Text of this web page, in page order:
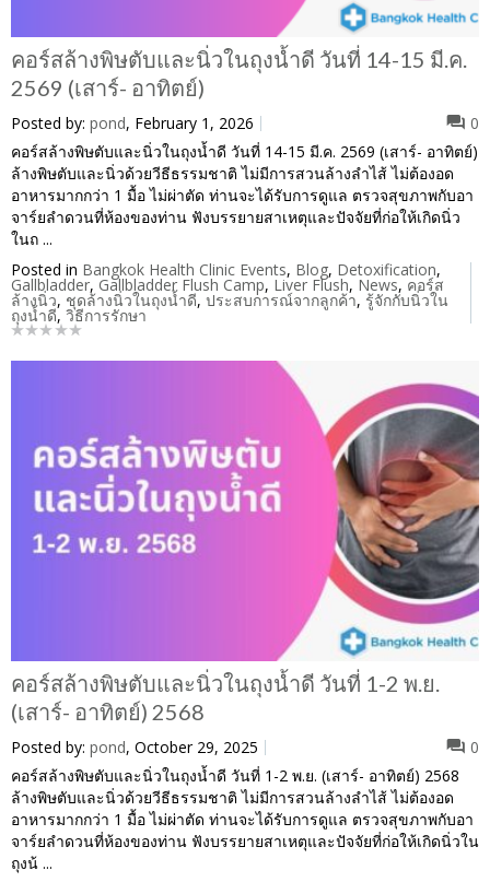
คอร์สล้างพิษตับและนิ่วในถุงน้ำดี วันที่ 14-15 มี.ค.
2569 (เสาร์- อาทิตย์)
Posted by: pond, February 1, 2026
0
คอร์สล้างพิษตับและนิ่วในถุงน้ำดี วันที่ 14-15 มี.ค. 2569 (เสาร์- อาทิตย์)
ล้างพิษตับและนิ่วด้วยวีธีธรรมชาติ ไม่มีการสวนล้างลำไส้ ไม่ต้องอด
อาหารมากกว่า 1 มื้อ ไม่ผ่าตัด ท่านจะได้รับการดูแล ตรวจสุขภาพกับอา
จาร์ยลำดวนที่ห้องของท่าน ฟังบรรยายสาเหตุและปัจจัยที่ก่อให้เกิดนิ่ว
ในถ ...
Posted in Bangkok Health Clinic Events, Blog, Detoxification,
Gallbladder, Gallbladder Flush Camp, Liver Flush, News, คอร์ส
ล้างนิ่ว, ชุดล้างนิ่วในถุงน้ำดี, ประสบการณ์จากลูกค้า, รู้จักกับนิ่วใน
ถุงน้ำดี, วิธีการรักษา
คอร์สล้างพิษตับและนิ่วในถุงน้ำดี วันที่ 1-2 พ.ย.
(เสาร์- อาทิตย์) 2568
Posted by: pond, October 29, 2025
0
คอร์สล้างพิษตับและนิ่วในถุงน้ำดี วันที่ 1-2 พ.ย. (เสาร์- อาทิตย์) 2568
ล้างพิษตับและนิ่วด้วยวีธีธรรมชาติ ไม่มีการสวนล้างลำไส้ ไม่ต้องอด
อาหารมากกว่า 1 มื้อ ไม่ผ่าตัด ท่านจะได้รับการดูแล ตรวจสุขภาพกับอา
จาร์ยลำดวนที่ห้องของท่าน ฟังบรรยายสาเหตุและปัจจัยที่ก่อให้เกิดนิ่วใน
ถุงน้ ...